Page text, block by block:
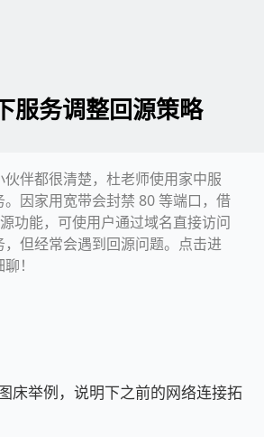
服务调整回源策略
伴都很清楚，杜老师使用家中服
因家用宽带会封禁 80 等端口，借
功能，可使用户通过域名直接访问
但经常会遇到回源问题。点击进
！
床举例，说明下之前的网络连接拓